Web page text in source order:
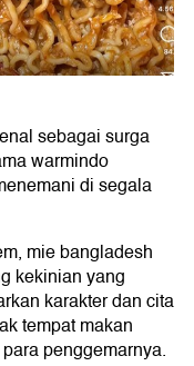
sebagai surga
warmindo
di segala
mie bangladesh
kekinian yang
karakter dan cita
tempat makan
penggemarnya.